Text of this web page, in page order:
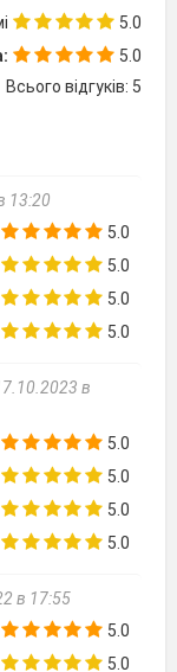
5.0
5.0
Всього відгуків: 5
13:20
5.0
5.0
5.0
5.0
в
5.0
5.0
5.0
5.0
в 17:55
5.0
5.0